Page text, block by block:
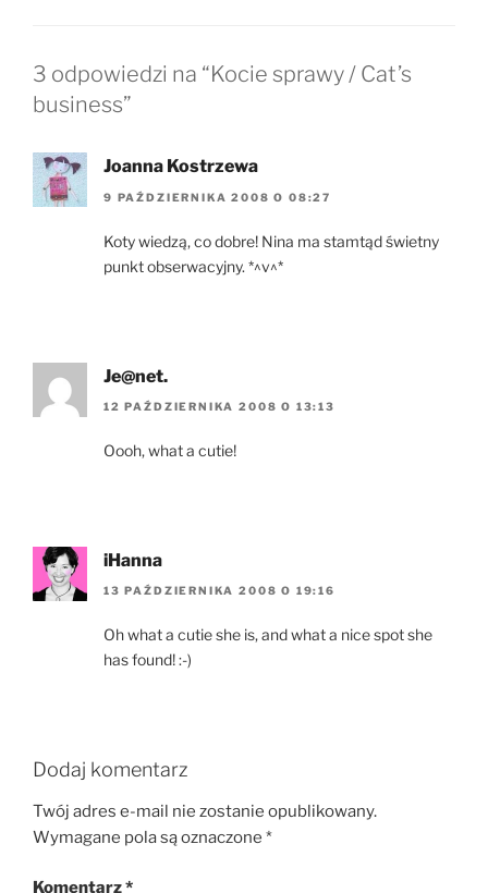
3 odpowiedzi na “Kocie sprawy / Cat’s
business”
Joanna Kostrzewa
9 PAŹDZIERNIKA 2008 O 08:27
Koty wiedzą, co dobre! Nina ma stamtąd świetny
punkt obserwacyjny. *^v^*
Je@net.
12 PAŹDZIERNIKA 2008 O 13:13
Oooh, what a cutie!
iHanna
13 PAŹDZIERNIKA 2008 O 19:16
Oh what a cutie she is, and what a nice spot she
has found! :-)
Dodaj komentarz
Twój adres e-mail nie zostanie opublikowany.
Wymagane pola są oznaczone *
Komentarz*